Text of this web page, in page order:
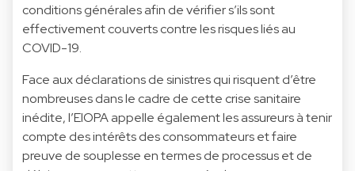
conditions générales afin de vérifier s’ils sont
effectivement couverts contre les risques liés au
COVID-19.
Face aux déclarations de sinistres qui risquent d’être
nombreuses dans le cadre de cette crise sanitaire
inédite, l’EIOPA appelle également les assureurs à tenir
compte des intérêts des consommateurs et faire
preuve de souplesse en termes de processus et de